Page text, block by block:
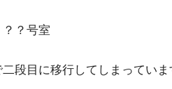
？号室
段目に移行してしまっていま